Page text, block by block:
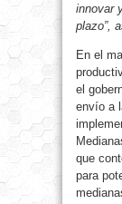
innovar
plazo”,
En el
el
envío a
que
para